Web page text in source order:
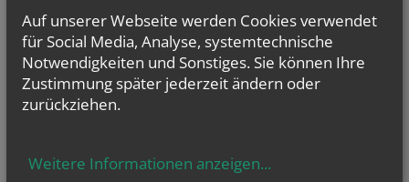
Sie haben Fragen zu
… Taufe(weitereInfos...)
… Erstkommunion
(weitere
… Firmung (weitere
Auf unserer Webseite werden Cookies verwendet
für Social Media, Analyse, systemtechnische
Notwendigkeiten und Sonstiges. Sie können Ihre
Zustimmung später jederzeit ändern oder
zurückziehen.
Weitere Informationen anzeigen...